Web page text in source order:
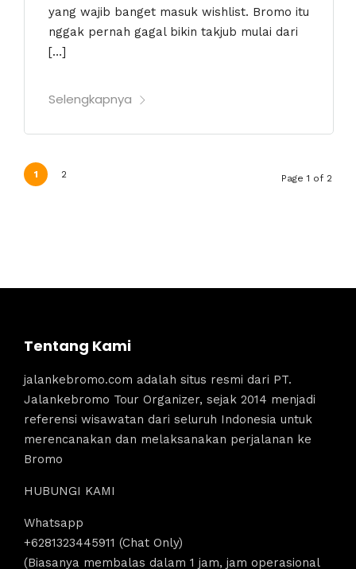
yang wajib banget masuk wishlist. Bromo itu
nggak pernah gagal bikin takjub mulai dari
[…]
Selengkapnya
1 2 Page 1 of 2
Tentang Kami
jalankebromo.com adalah situs resmi dari PT.
Jalankebromo Tour Organizer, sejak 2014 menjadi
referensi wisawatan dari seluruh Indonesia untuk
merencanakan dan melaksanakan perjalanan ke
Bromo
HUBUNGI KAMI
Whatsapp
+6281323445911 (Chat Only)
(Biasanya membalas dalam 1 jam, jam operasional